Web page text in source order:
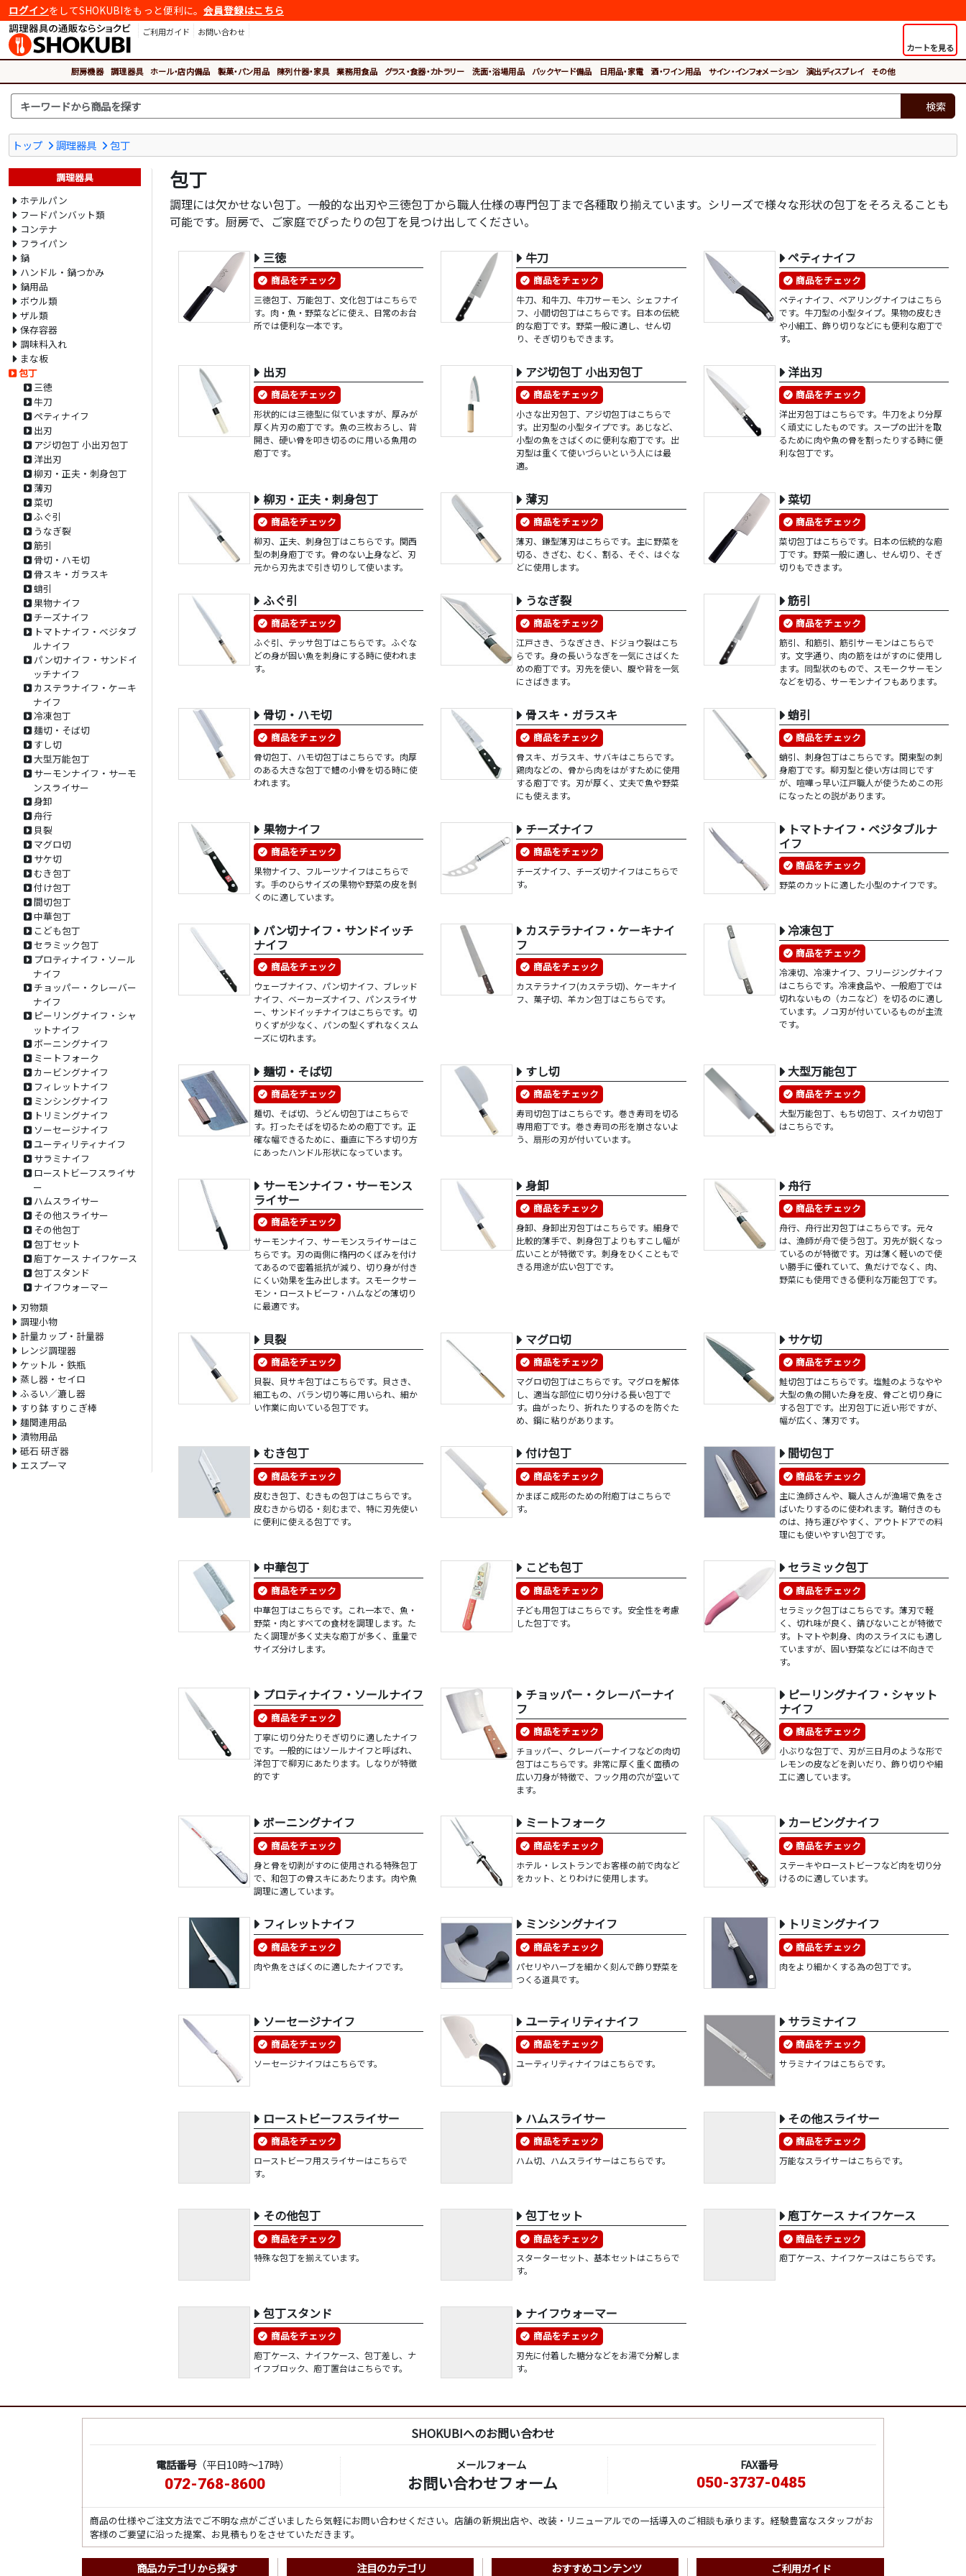
ログインをしてSHOKUBIをもっと便利に。 会員登録はこちら
ご利用ガイド
お問い合わせ
カートを見る
厨房機器 調理器具 ホール・店内備品 製菓・パン用品 陳列什器・家具 業務用食品 グラス・食器・カトラリー 洗面・浴場用品 バックヤード備品 日用品・家電 酒・ワイン用品 サイン・インフォメーション 演出ディスプレイ その他
検索
トップ 調理器具 包丁
包丁
調理には欠かせない包丁。一般的な出刃や三徳包丁から職人仕様の専門包丁まで各種取り揃えています。シリーズで様々な形状の包丁をそろえることも
可能です。厨房で、ご家庭でぴったりの包丁を見つけ出してください。
三徳
商品をチェック
三徳包丁、万能包丁、文化包丁はこちらで
す。肉・魚・野菜などに使え、日常のお台
所では便利な一本です。
牛刀
商品をチェック
牛刀、和牛刀、牛刀サーモン、シェフナイ
フ、小間切包丁はこちらです。日本の伝統
的な庖丁です。野菜一般に適し、せん切
り、そぎ切りもできます。
ペティナイフ
商品をチェック
ペティナイフ、ペアリングナイフはこちら
です。牛刀型の小型タイプ。果物の皮むき
や小細工、飾り切りなどにも便利な庖丁で
す。
出刃
商品をチェック
形状的には三徳型に似ていますが、厚みが
厚く片刃の庖丁です。魚の三枚おろし、背
開き、硬い骨を叩き切るのに用いる魚用の
庖丁です。
アジ切包丁 小出刃包丁
商品をチェック
小さな出刃包丁、アジ切包丁はこちらで
す。出刃型の小型タイプです。あじなど、
小型の魚をさばくのに便利な庖丁です。出
刃型は重くて使いづらいという人には最
適。
洋出刃
商品をチェック
洋出刃包丁はこちらです。牛刀をより分厚
く頑丈にしたものです。スープの出汁を取
るために肉や魚の骨を割ったりする時に便
利な包丁です。
柳刃・正夫・刺身包丁
商品をチェック
柳刃、正夫、刺身包丁はこちらです。関西
型の刺身庖丁です。骨のない上身など、刃
元から刃先まで引き切りして使います。
薄刃
商品をチェック
薄刃、鎌型薄刃はこちらです。主に野菜を
切る、きざむ、むく、割る、そぐ、はぐな
どに使用します。
菜切
商品をチェック
菜切包丁はこちらです。日本の伝統的な庖
丁です。野菜一般に適し、せん切り、そぎ
切りもできます。
ふぐ引
商品をチェック
ふぐ引、テッサ包丁はこちらです。ふぐな
どの身が固い魚を刺身にする時に使われま
す。
うなぎ裂
商品をチェック
江戸さき、うなぎさき、ドジョウ裂はこち
らです。身の長いうなぎを一気にさばくた
めの庖丁です。刃先を使い、腹や背を一気
にさばきます。
筋引
商品をチェック
筋引、和筋引、筋引サーモンはこちらで
す。文字通り、肉の筋をはがすのに使用し
ます。同型状のもので、スモークサーモン
などを切る、サーモンナイフもあります。
骨切・ハモ切
商品をチェック
骨切包丁、ハモ切包丁はこちらです。肉厚
のある大きな包丁で鱧の小骨を切る時に使
われます。
骨スキ・ガラスキ
商品をチェック
骨スキ、ガラスキ、サバキはこちらです。
鶏肉などの、骨から肉をはがすために使用
する庖丁です。刃が厚く、丈夫で魚や野菜
にも使えます。
蛸引
商品をチェック
蛸引、刺身包丁はこちらです。関東型の刺
身庖丁です。柳刃型と使い方は同じです
が、喧嘩っ早い江戸職人が使うためこの形
になったとの説があります。
果物ナイフ
商品をチェック
果物ナイフ、フルーツナイフはこちらで
す。手のひらサイズの果物や野菜の皮を剝
くのに適しています。
チーズナイフ
商品をチェック
チーズナイフ、チーズ切ナイフはこちらで
す。
トマトナイフ・ベジタブルナ
イフ
商品をチェック
野菜のカットに適した小型のナイフです。
パン切ナイフ・サンドイッチ
ナイフ
商品をチェック
ウェーブナイフ、パン切ナイフ、ブレッド
ナイフ、ベーカーズナイフ、パンスライサ
ー、サンドイッチナイフはこちらです。切
りくずが少なく、パンの型くずれなくスム
ーズに切れます。
カステラナイフ・ケーキナイ
フ
商品をチェック
カステラナイフ(カステラ切)、ケーキナイ
フ、菓子切、羊カン包丁はこちらです。
冷凍包丁
商品をチェック
冷凍切、冷凍ナイフ、フリージングナイフ
はこちらです。冷凍食品や、一般庖丁では
切れないもの（カニなど）を切るのに適し
ています。ノコ刃が付いているものが主流
です。
麺切・そば切
商品をチェック
麺切、そば切、うどん切包丁はこちらで
す。打ったそばを切るための庖丁です。正
確な幅できるために、垂直に下ろす切り方
にあったハンドル形状になっています。
すし切
商品をチェック
寿司切包丁はこちらです。巻き寿司を切る
専用庖丁です。巻き寿司の形を崩さないよ
う、扇形の刃が付いています。
大型万能包丁
商品をチェック
大型万能包丁、もち切包丁、スイカ切包丁
はこちらです。
サーモンナイフ・サーモンス
ライサー
商品をチェック
サーモンナイフ、サーモンスライサーはこ
ちらです。刃の両側に楕円のくぼみを付け
てあるので密着抵抗が減り、切り身が付き
にくい効果を生み出します。スモークサー
モン・ローストビーフ・ハムなどの薄切り
に最適です。
身卸
商品をチェック
身卸、身卸出刃包丁はこちらです。細身で
比較的薄手で、刺身包丁よりもすこし幅が
広いことが特徴です。刺身をひくこともで
きる用途が広い包丁です。
舟行
商品をチェック
舟行、舟行出刃包丁はこちらです。元々
は、漁師が舟で使う包丁。刃先が鋭くなっ
ているのが特徴です。刃は薄く軽いので使
い勝手に優れていて、魚だけでなく、肉、
野菜にも使用できる便利な万能包丁です。
貝裂
商品をチェック
貝裂、貝サキ包丁はこちらです。貝さき、
細工もの、バラン切り等に用いられ、細か
い作業に向いている包丁です。
マグロ切
商品をチェック
マグロ切包丁はこちらです。マグロを解体
し、適当な部位に切り分ける長い包丁で
す。曲がったり、折れたりするのを防ぐた
め、鋼に粘りがあります。
サケ切
商品をチェック
鮭切包丁はこちらです。塩鮭のようなやや
大型の魚の開いた身を皮、骨ごと切り身に
する包丁です。出刃包丁に近い形ですが、
幅が広く、薄刃です。
むき包丁
商品をチェック
皮むき包丁、むきもの包丁はこちらです。
皮むきから切る・刻むまで、特に刃先使い
に便利に使える包丁です。
付け包丁
商品をチェック
かまぼこ成形のための附庖丁はこちらで
す。
間切包丁
商品をチェック
主に漁師さんや、職人さんが漁場で魚をさ
ばいたりするのに使われます。鞘付きのも
のは、持ち運びやすく、アウトドアでの料
理にも使いやすい包丁です。
中華包丁
商品をチェック
中華包丁はこちらです。これ一本で、魚・
野菜・肉とすべての食材を調理します。た
たく調理が多く丈夫な庖丁が多く、重量で
サイズ分けします。
こども包丁
商品をチェック
子ども用包丁はこちらです。安全性を考慮
した包丁です。
セラミック包丁
商品をチェック
セラミック包丁はこちらです。薄刃で軽
く、切れ味が良く、錆びないことが特徴で
す。トマトや刺身、肉のスライスにも適し
ていますが、固い野菜などには不向きで
す。
プロティナイフ・ソールナイフ
商品をチェック
丁寧に切り分たりそぎ切りに適したナイフ
です。一般的にはソールナイフと呼ばれ、
洋包丁で柳刃にあたります。しなりが特徴
的です
チョッパー・クレーバーナイ
フ
商品をチェック
チョッパー、クレーバーナイフなどの肉切
包丁はこちらです。非常に厚く重く面積の
広い刀身が特徴で、フック用の穴が空いて
ます。
ピーリングナイフ・シャット
ナイフ
商品をチェック
小ぶりな包丁で、刃が三日月のような形で
レモンの皮などを剥いだり、飾り切りや細
工に適しています。
ボーニングナイフ
商品をチェック
身と骨を切剥がすのに使用される特殊包丁
で、和包丁の骨スキにあたります。肉や魚
調理に適しています。
ミートフォーク
商品をチェック
ホテル・レストランでお客様の前で肉など
をカット、とりわけに使用します。
カービングナイフ
商品をチェック
ステーキやローストビーフなど肉を切り分
けるのに適しています。
フィレットナイフ
商品をチェック
肉や魚をさばくのに適したナイフです。
ミンシングナイフ
商品をチェック
パセリやハーブを細かく刻んで飾り野菜を
つくる道具です。
トリミングナイフ
商品をチェック
肉をより細かくする為の包丁です。
ソーセージナイフ
商品をチェック
ソーセージナイフはこちらです。
ユーティリティナイフ
商品をチェック
ユーティリティナイフはこちらです。
サラミナイフ
商品をチェック
サラミナイフはこちらです。
ローストビーフスライサー
商品をチェック
ローストビーフ用スライサーはこちらで
す。
ハムスライサー
商品をチェック
ハム切、ハムスライサーはこちらです。
その他スライサー
商品をチェック
万能なスライサーはこちらです。
その他包丁
商品をチェック
特殊な包丁を揃えています。
包丁セット
商品をチェック
スターターセット、基本セットはこちらで
す。
庖丁ケース ナイフケース
商品をチェック
庖丁ケース、ナイフケースはこちらです。
包丁スタンド
商品をチェック
庖丁ケース、ナイフケース、包丁差し、ナ
イフブロック、庖丁置台はこちらです。
ナイフウォーマー
商品をチェック
刃先に付着した糖分などをお湯で分解しま
す。
調理器具
ホテルパン
フードパンバット類
コンテナ
フライパン
鍋
ハンドル・鍋つかみ
鍋用品
ボウル類
ザル類
保存容器
調味料入れ
まな板
包丁
三徳
牛刀
ペティナイフ
出刃
アジ切包丁 小出刃包丁
洋出刃
柳刃・正夫・刺身包丁
薄刃
菜切
ふぐ引
うなぎ裂
筋引
骨切・ハモ切
骨スキ・ガラスキ
蛸引
果物ナイフ
チーズナイフ
トマトナイフ・ベジタブ
ルナイフ
パン切ナイフ・サンドイ
ッチナイフ
カステラナイフ・ケーキ
ナイフ
冷凍包丁
麺切・そば切
すし切
大型万能包丁
サーモンナイフ・サーモ
ンスライサー
身卸
舟行
貝裂
マグロ切
サケ切
むき包丁
付け包丁
間切包丁
中華包丁
こども包丁
セラミック包丁
プロティナイフ・ソール
ナイフ
チョッパー・クレーバー
ナイフ
ピーリングナイフ・シャ
ットナイフ
ボーニングナイフ
ミートフォーク
カービングナイフ
フィレットナイフ
ミンシングナイフ
トリミングナイフ
ソーセージナイフ
ユーティリティナイフ
サラミナイフ
ローストビーフスライサ
ー
ハムスライサー
その他スライサー
その他包丁
包丁セット
庖丁ケース ナイフケース
包丁スタンド
ナイフウォーマー
刃物類
調理小物
計量カップ・計量器
レンジ調理器
ケットル・鉄瓶
蒸し器・セイロ
ふるい／漉し器
すり鉢 すりこぎ棒
麺関連用品
漬物用品
砥石 研ぎ器
エスプーマ
SHOKUBIへのお問い合わせ
電話番号（平日10時～17時）
072-768-8600
メールフォーム
お問い合わせフォーム
FAX番号
050-3737-0485
商品の仕様やご注文方法でご不明な点がございましたら気軽にお問い合わせください。店舗の新規出店や、改装・リニューアルでの一括導入のご相談も承ります。経験豊富なスタッフがお
客様のご要望に沿った提案、お見積もりをさせていただきます。
商品カテゴリから探す 注目のカテゴリ おすすめコンテンツ ご利用ガイド